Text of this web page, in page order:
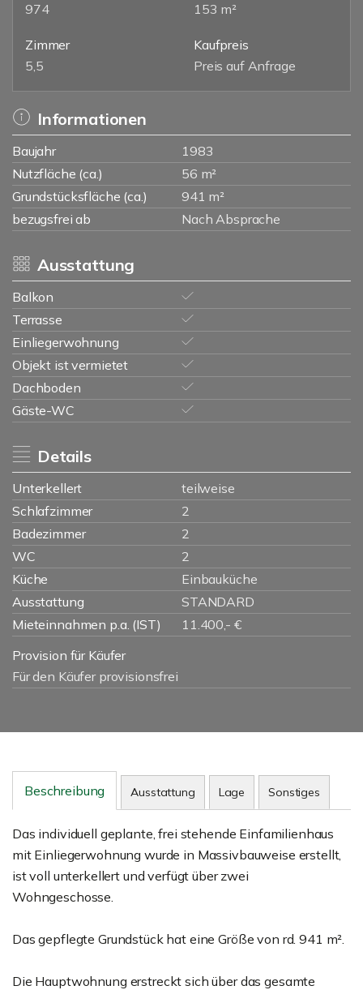
974
153 m²
Zimmer
5,5
Kaufpreis
Preis auf Anfrage
Informationen
Baujahr
1983
Nutzfläche (ca.)
56 m²
Grundstücksfläche (ca.)
941 m²
bezugsfrei ab
Nach Absprache
Ausstattung
Balkon
Terrasse
Einliegerwohnung
Objekt ist vermietet
Dachboden
Gäste-WC
Details
Unterkellert
teilweise
Schlafzimmer
2
Badezimmer
2
WC
2
Küche
Einbauküche
Ausstattung
STANDARD
Mieteinnahmen p.a. (IST)
11.400,- €
Provision für Käufer
Für den Käufer provisionsfrei
Beschreibung Ausstattung Lage Sonstiges
Das individuell geplante, frei stehende Einfamilienhaus
mit Einliegerwohnung wurde in Massivbauweise erstellt,
ist voll unterkellert und verfügt über zwei
Wohngeschosse.
Das gepflegte Grundstück hat eine Größe von rd. 941 m².
Die Hauptwohnung erstreckt sich über das gesamte